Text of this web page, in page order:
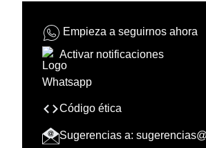
Empieza a seguirnos ahora
Activar notificaciones
Código ética
Sugerencias a: